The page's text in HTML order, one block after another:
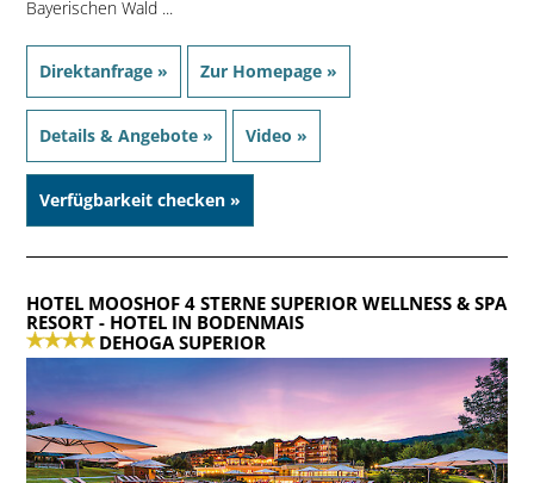
Bayerischen Wald ...
Direktanfrage » Zur Homepage »
Details & Angebote » Video »
Verfügbarkeit checken »
HOTEL MOOSHOF 4 STERNE SUPERIOR WELLNESS & SPA
RESORT- HOTEL IN BODENMAIS
DEHOGA SUPERIOR